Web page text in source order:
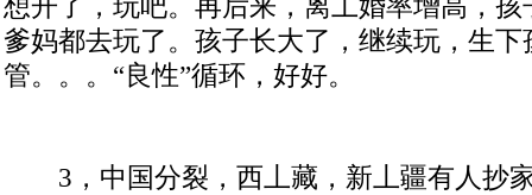
爹妈都去玩了。孩子长大了，继续玩，生下
管。。。“良性”循环，好好。
3 ，中国分裂，西丄藏，新丄疆有人抄